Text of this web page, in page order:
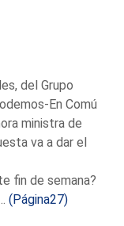
del Grupo
En Comú
ministra de
va a dar el
fin de semana?
(Página27)